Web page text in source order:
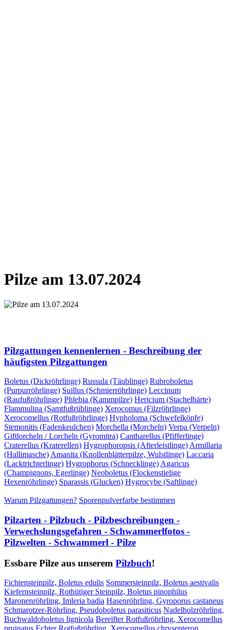
Pilze am 13.07.2024
Pilzgattungen kennenlernen - Beschreibung der
häufigsten Pilzgattungen
Boletus (Dickröhrlinge) Russula (Täublinge) Rubroboletus
(Purpurröhrlinge) Suillus (Schmierröhrlinge) Leccinum
(Raufußröhrlinge) Phlebia (Kammpilze) Hericium (Stachelbärte)
Flammulina (Samtfußrüblinge) Xerocomus (Filzröhrlinge)
Xerocomellus (Rotfußröhrlinge) Hypholoma (Schwefelköpfe)
Stemonitis (Fadenkeulchen) Morchella (Morcheln) Verpa (Verpeln)
Giftlorcheln / Lorcheln (Gyromitra) Cantharellus (Pfifferlinge)
Craterellus (Kraterellen) Hygrophoropsis (Afterleistlinge) Armillaria
(Hallimasche) Amanita (Knollenblätterpilze, Wulstlinge) Laccaria
(Lacktrichterlinge) Hygrophorus (Schnecklinge) Agaricus
(Champignons, Egerlinge) Neoboletus (Flockenstielige
Hexenröhrlinge) Sparassis (Glucken) Hygrocybe (Saftlinge)
Warum Pilzgattungen? Sporenpulverfarbe bestimmen
Pilzarten - Pilzbuch - Pilzbeschreibungen -
Verwechslungsgefahren - Schwammerlfotos -
Pilzwelten - Schwammerl - Pilze
Essbare Pilze aus unserem Pilzbuch!
Fichtensteinpilz, Boletus edulis Sommersteinpilz, Boletus aestivalis
Kiefernsteinpilz, Rothütiger Steinpilz, Boletus pinophilus
Maronenröhrling, Imleria badia Hasenröhrling, Gyroporus castaneus
Schmarotzer-Röhrling, Pseudoboletus parasiticus Nadelholzröhrling,
Buchwaldoboletus lignicola Bereifter Rotfußröhrling, Xerocomellus